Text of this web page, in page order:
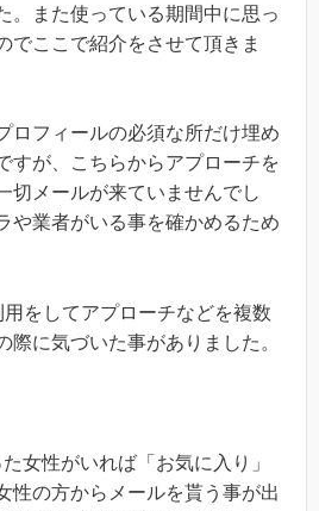
。また使っている期間中に思っ
でここで紹介をさせて頂きま
ロフィールの必須な所だけ埋め
すが、こちらからアプローチを
切メールが来ていませんでし
や業者がいる事を確かめるため
をしてアプローチなどを複数
際に気づいた事がありました。
女性がいれば「お気に入り」
性の方からメールを貰う事が出